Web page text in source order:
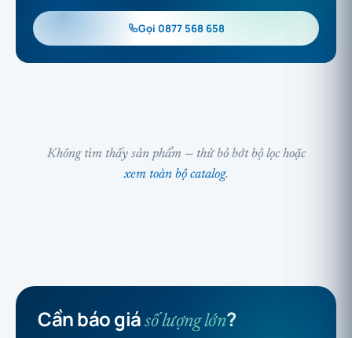
Gọi 0877 568 658
Không tìm thấy sản phẩm — thử bỏ bớt bộ lọc hoặc
xem toàn bộ catalog.
Cần báo giásố lượng lớn?